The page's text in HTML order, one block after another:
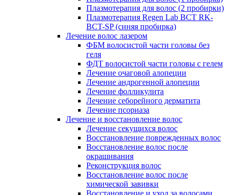
Плазмотерапия для волос (2 пробирки)
Плазмотерапия Regen Lab BCT RK-
BCT-SP (синяя пробирка)
Лечение волос лазером
ФБМ волосистой части головы без
геля
ФДТ волосистой части головы с гелем
Лечение очаговой алопеции
Лечение андрогенной алопеции
Лечение фолликулита
Лечение себорейного дерматита
Лечение псориаза
Лечение и восстановление волос
Лечение секущихся волос
Восстановление поврежденных волос
Восстановление волос после
окрашивания
Реконструкция волос
Восстановление волос после
химической завивки
Восстановление и уход за волосами